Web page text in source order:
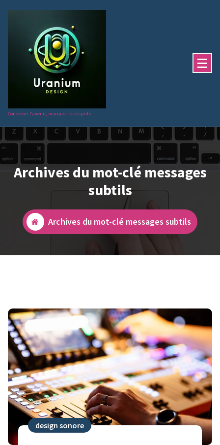
Concevoir l'avenir, marquer les esprits.
Archives du mot-clé messages
subtils
Archives du mot-clé messages subtils
design sonore